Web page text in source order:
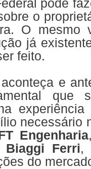
pode
o
O mesmo
já
feito.
e
que
necessário
Engenharia
Biaggi Ferri,
do